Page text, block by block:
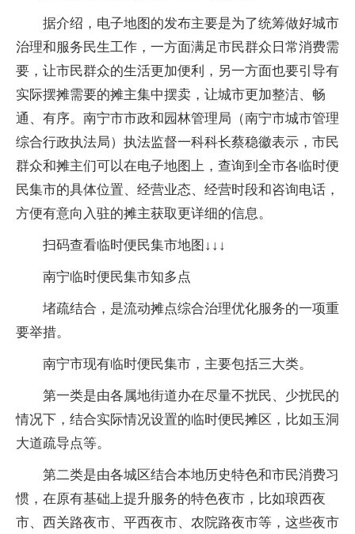
据介绍，电子地图的发布主要是为了统筹做好城市
治理和服务民生工作，一方面满足市民群众日常消费需
要，让市民群众的生活更加便利，另一方面也要引导有
实际摆摊需要的摊主集中摆卖，让城市更加整洁、畅
通、有序。南宁市市政和园林管理局（南宁市城市管理
综合行政执法局）执法监督一科科长蔡稳徽表示，市民
群众和摊主们可以在电子地图上，查询到全市各临时便
民集市的具体位置、经营业态、经营时段和咨询电话，
方便有意向入驻的摊主获取更详细的信息。
扫码查看临时便民集市地图↓↓↓
南宁临时便民集市知多点
堵疏结合，是流动摊点综合治理优化服务的一项重
要举措。
南宁市现有临时便民集市，主要包括三大类。
第一类是由各属地街道办在尽量不扰民、少扰民的
情况下，结合实际情况设置的临时便民摊区，比如玉洞
大道疏导点等。
第二类是由各城区结合本地历史特色和市民消费习
惯，在原有基础上提升服务的特色夜市，比如琅西夜
市、西关路夜市、平西夜市、农院路夜市等，这些夜市